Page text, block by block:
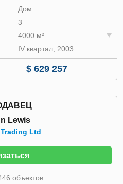
Дом
3
4000 м²
IV квартал, 2003
$ 629 257
Lewis
Ltd
объектов